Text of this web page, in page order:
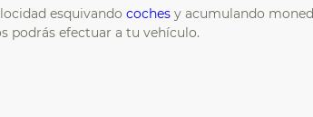
esquivando coches y acumulando
podrás efectuar a tu vehículo.